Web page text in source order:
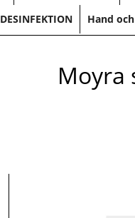
DESINFEKTION Hand
Moyra